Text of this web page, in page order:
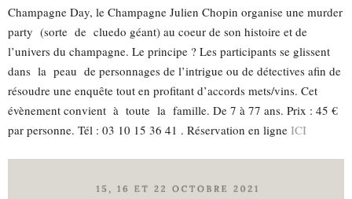
Champagne Day, le Champagne Julien Chopin organise une murder
party (sorte de cluedo géant) au coeur de son histoire et de
l’univers du champagne. Le principe ? Les participants se glissent
dans la peau de personnages de l’intrigue ou de détectives afin de
résoudre une enquête tout en profitant d’accords mets/vins. Cet
évènement convient à toute la famille. De 7 à 77 ans. Prix : 45 €
par personne. Tél : 03 10 15 36 41 . Réservation en ligne ICI